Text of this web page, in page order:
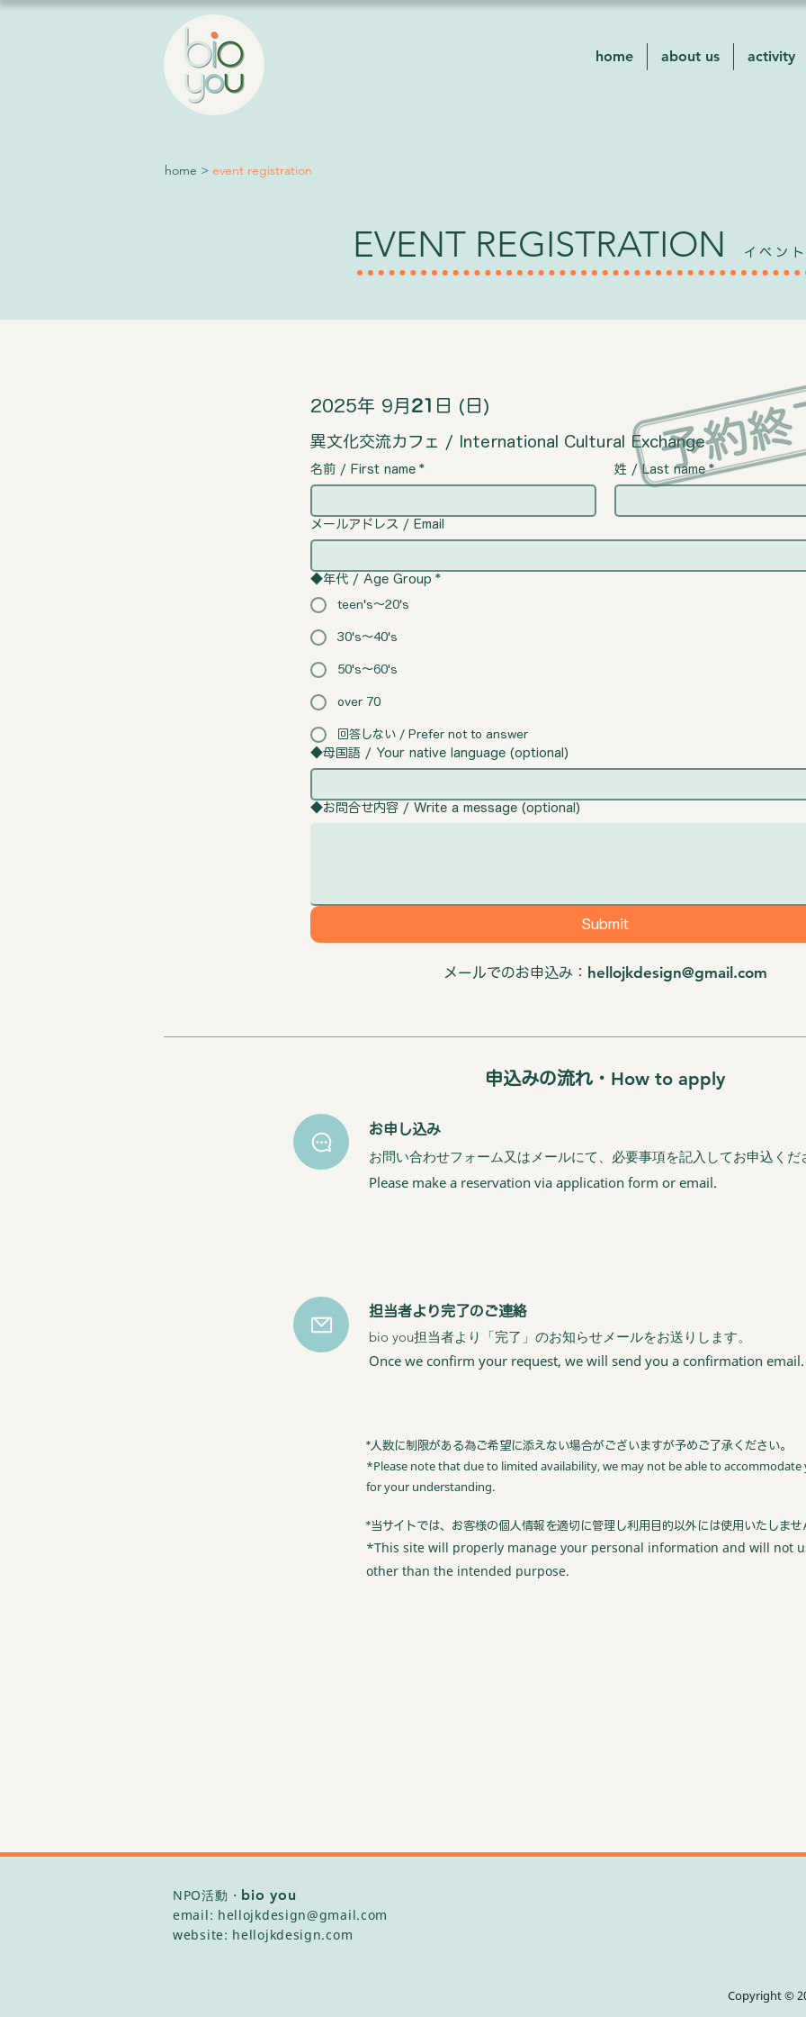
home about us activity
home > event registration
EVENT REGISTRATION イベン
2025年 9月 21 日 (日)
異文化交流カフェ / International Cultural Exchange
名前 / First name * 姓 / Last name *
メールアドレス / Email
◆年代 / Age Group *
teen's〜20's
30's〜40's
50's〜60's
over 70
回答しない / Prefer not to answer
◆母国語 / Your native language (optional)
◆お問合せ内容 / Write a message (optional)
Submit
メールでのお申込み： hellojkdesign@gmail.com
申込みの流れ・ How to apply
お申し込み
お問い合わせフォーム又はメールにて、必要事項を記入してお申込くだ
Please make a reservation via application form or email.
担当者より完了のご連絡
bio you担当者より「完了」のお知らせメールをお送りします。
Once we confirm your request, we will send you a confirmation email.​
*人数に制限がある為ご希望に添えない場合がございますが予めご了承ください。
*Please note that due to limited availability, we may not be able to
for your understanding.
*当サイトでは、お客様の個人情報を適切に管理し利用目的以外には使用いたしませ
*This site will properly manage your personal information and will not
other than the intended purpose.
NPO活動・ bio you
email: hellojkdesign@gmail.com
website: hellojkdesign.com
Copyright ©